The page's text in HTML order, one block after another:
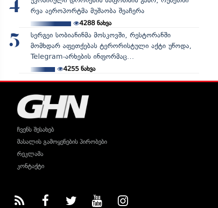
4
რვა აეროპორტმა მუშაობა შეაჩერა
4288ნახვა
5
სერგეი სობიანინმა მოსკოვში, რესტორანში
მომხდარ აფეთქებას ტერორისტული აქტი უწოდა,
Telegram-არხების ინფორმაც...
4255ნახვა
ჩვენს შესახებ
მასალის გამოყენების პირობები
რეკლამა
კონტაქტი